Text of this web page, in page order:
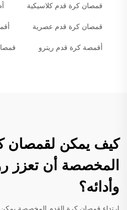
قمصان كرة قدم كلاسيكية
قمصان كرة قدم عصرية
أقمصة كرة قدم ريترو
كيف يمكن لقمصان
المخصصة أن تعزز
وأدائه؟